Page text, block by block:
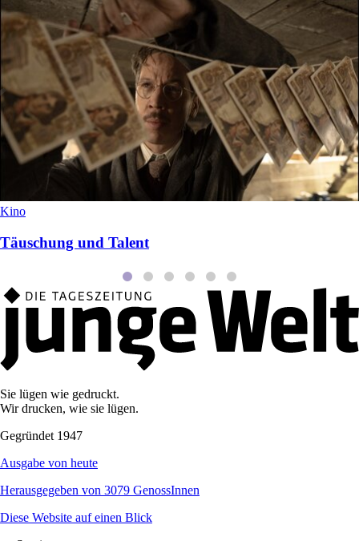
Kino
Täuschung und Talent
Sie lügen wie gedruckt.
Wir drucken, wie sie lügen.
Gegründet 1947
Ausgabe von heute
Herausgegeben von 3079 GenossInnen
Diese Website auf einen Blick